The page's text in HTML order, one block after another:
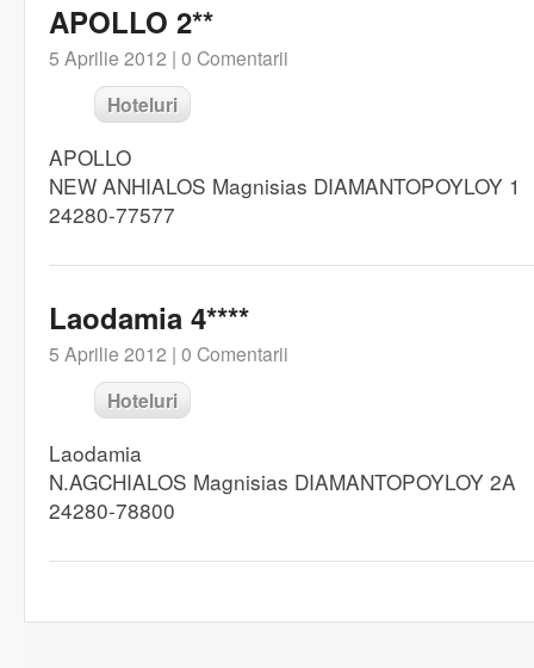
APOLLO 2**
5 Aprilie 2012 | 0 Comentarii
Hoteluri
APOLLO
NEW ANHIALOS Magnisias DIAMANTOPOYLOY 1
24280-77577
Laodamia 4****
5 Aprilie 2012 | 0 Comentarii
Hoteluri
Laodamia
N.AGCHIALOS Magnisias DIAMANTOPOYLOY 2A
24280-78800